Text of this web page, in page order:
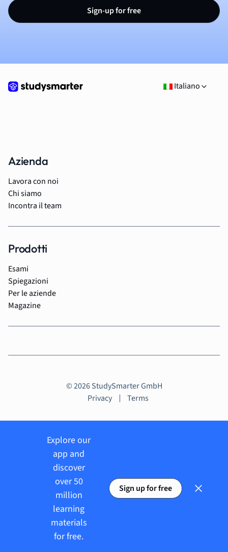
Sign-up for free
Italiano
Azienda
Lavora con noi
Chi siamo
Incontra il team
Prodotti
Esami
Spiegazioni
Per le aziende
Magazine
© 2026 StudySmarter GmbH
Privacy
Terms
Explore our
app and
discover
over 50
million
learning
materials
for free.
Sign up for free